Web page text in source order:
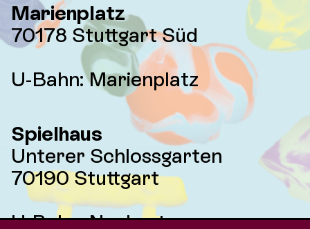
Marienplatz
70178 Stuttgart Süd
U-Bahn: Marienplatz
Spielhaus
Unterer Schlossgarten
70190 Stuttgart
U-Bahn: Neckartor